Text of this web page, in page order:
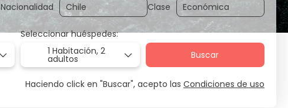
Nacionalidad Clase
Seleccionar huéspedes:
1 Habitación,2
adultos Buscar
Haciendo click en "Buscar", acepto las Condiciones de uso